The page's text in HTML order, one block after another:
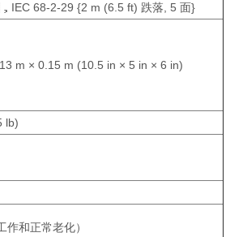
68-2-29 {2 m (6.5 ft) 跌落, 5 面}
m × 0.15 m (10.5 in × 5 in × 6 in)
lb)
作和正常老化）